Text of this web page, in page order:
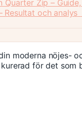
Quarter Zip –
Resultat och analys
moderna nöjes-
för det som